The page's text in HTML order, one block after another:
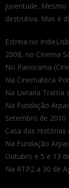
juventude.
destrutiva. Mas é
Estreia no
2008, no Cinema
No Panorama
Na Cinemateca
Na Livraria Trama
Na Fundação
Setembro de 2010
Casa das
Na Fundação
Outubro e 5 e 13
Na RTP2 a 30 de